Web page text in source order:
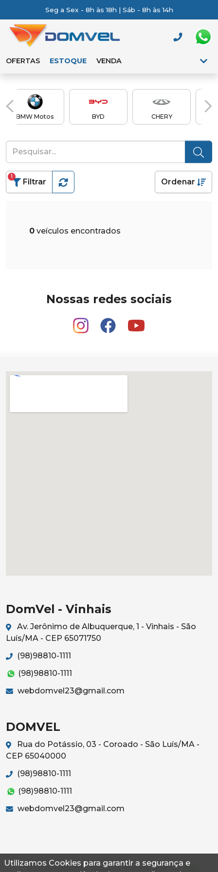
Utilizamos Cookies para garantir a segurança e
Seg a Sex - 8h às 18h | Sáb - 8h às 14h
OFERTAS ESTOQUE VENDA
BMW Motos BYD CHERY
Filtrar
1
Ordenar
0 veículos encontrados
Nossas redes sociais
DomVel - Vinhais
Av. Jerônimo de Albuquerque, 1 - Vinhais - São
Luís/MA - CEP 65071750
(98)98810-1111
(98)98810-1111
webdomvel23@gmail.com
DOMVEL
Rua do Potássio, 03 - Coroado - São Luís/MA -
CEP 65040000
(98)98810-1111
(98)98810-1111
webdomvel23@gmail.com
© 2026 Autoconf. Todos os direitos reservados.